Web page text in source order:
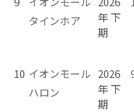
タインホア
年 下
期
10 イオンモール
ハロン
2026
年 下
期